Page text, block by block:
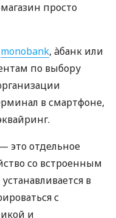
просто
monobank, àбанк или
по выбору
в смартфоне,
это отдельное
со встроенным
в
с
и